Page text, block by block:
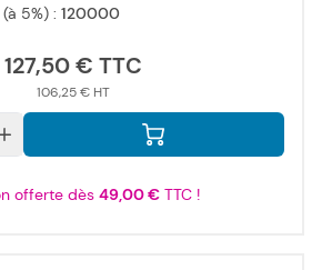
5%) : 120000
127,50 €
106,25 €
offerte dès 49,00 €TTC !